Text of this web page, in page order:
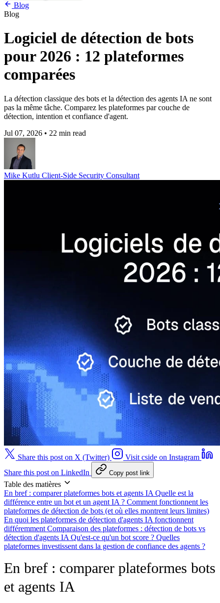
Blog
Blog
Logiciel de détection de bots
pour 2026 : 12 plateformes
comparées
La détection classique des bots et la détection des agents IA ne sont
pas la même tâche. Comparez les plateformes par couche de
détection, intention et confiance d'agent.
Jul 07, 2026 • 22 min read
Mike Kutlu Client-Side Security Consultant
Share this post on X (Twitter)
Visit cside on Instagram
Share this post on LinkedIn
Copy post link
Table des matières
En bref : comparer plateformes bots et agents IA Quelle est la
différence entre un bot et un agent IA ? Comment fonctionnent les
plateformes de détection de bots (et où elles montrent leurs limites)
En quoi les plateformes de détection d'agents IA fonctionnent
différemment Comparaison des plateformes : détection de bots vs
détection d'agents IA Qu'est-ce qu'un bot score ? Quelles
plateformes investissent dans la gestion de confiance des agents ?
En bref : comparer plateformes bots
et agents IA